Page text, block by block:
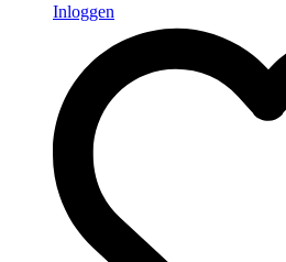
Inloggen